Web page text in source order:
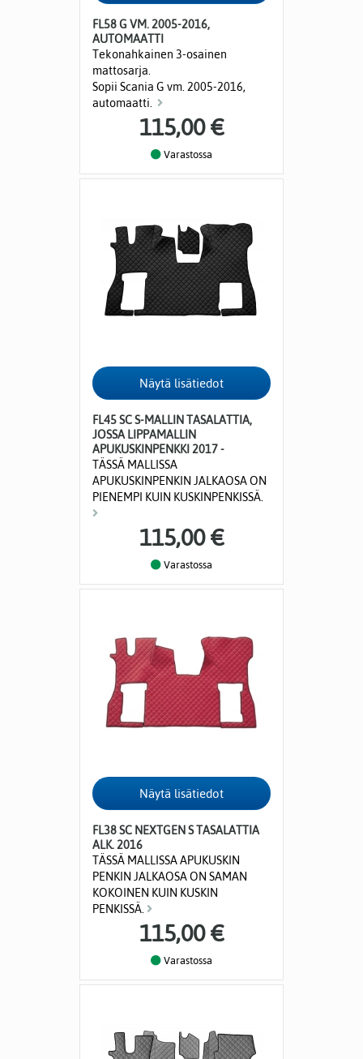
FL58 G VM. 2005-2016,
AUTOMAATTI
Tekonahkainen 3-osainen
mattosarja.
Sopii Scania G vm. 2005-2016,
automaatti.
115,00 €
Varastossa
FL45 SC S-MALLIN TASALATTIA,
JOSSA LIPPAMALLIN
APUKUSKINPENKKI 2017 -
TÄSSÄ MALLISSA
APUKUSKINPENKIN JALKAOSA ON
PIENEMPI KUIN KUSKINPENKISSÄ.
115,00 €
Varastossa
FL38 SC NEXTGEN S TASALATTIA
ALK. 2016
TÄSSÄ MALLISSA APUKUSKIN
PENKIN JALKAOSA ON SAMAN
KOKOINEN KUIN KUSKIN
PENKISSÄ.
115,00 €
Varastossa